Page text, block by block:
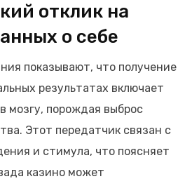
отклик на
о себе
показывают, что получение
результатах включает
мозгу, порождая выброс
Этот передатчик связан с
и стимула, что поясняет
казино может